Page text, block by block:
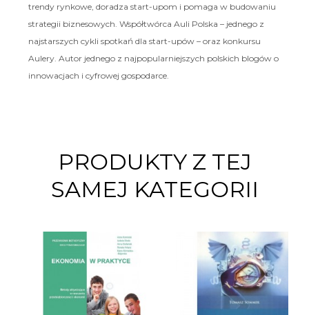
trendy rynkowe, doradza start-upom i pomaga w budowaniu
strategii biznesowych. Współtwórca Auli Polska – jednego z
najstarszych cykli spotkań dla start-upów – oraz konkursu
Aulery. Autor jednego z najpopularniejszych polskich blogów o
innowacjach i cyfrowej gospodarce.
PRODUKTY Z TEJ
SAMEJ KATEGORII